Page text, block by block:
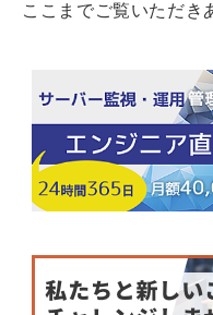
ここまでご覧いただき